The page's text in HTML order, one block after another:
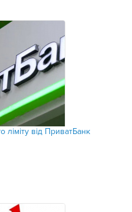
ліміту від ПриватБанк